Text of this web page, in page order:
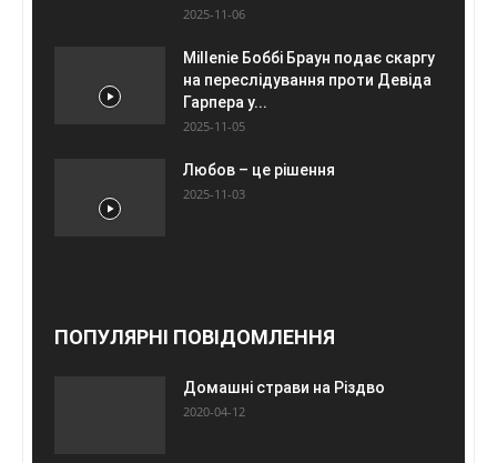
2025-11-06
Millenie Боббі Браун подає скаргу
на переслідування проти Девіда
Гарпера у...
2025-11-05
Любов – це рішення
2025-11-03
ПОПУЛЯРНІ ПОВІДОМЛЕННЯ
Домашні страви на Різдво
2020-04-12